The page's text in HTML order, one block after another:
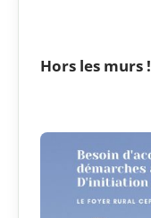
Hors les murs !